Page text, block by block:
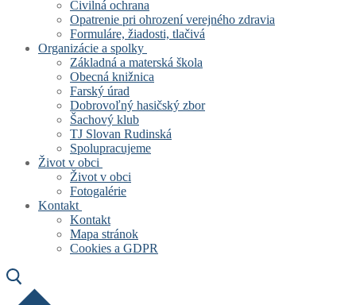
Civilná ochrana
Opatrenie pri ohrození verejného zdravia
Formuláre, žiadosti, tlačivá
Organizácie a spolky
Základná a materská škola
Obecná knižnica
Farský úrad
Dobrovoľný hasičský zbor
Šachový klub
TJ Slovan Rudinská
Spolupracujeme
Život v obci
Život v obci
Fotogalérie
Kontakt
Kontakt
Mapa stránok
Cookies a GDPR